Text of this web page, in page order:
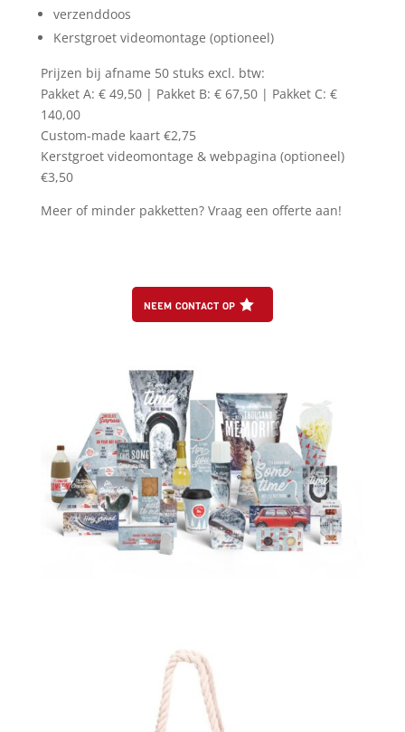
verzenddoos
Kerstgroet videomontage (optioneel)
Prijzen bij afname 50 stuks excl. btw:
Pakket A: € 49,50 | Pakket B: € 67,50 | Pakket C: €
140,00
Custom-made kaart €2,75
Kerstgroet videomontage & webpagina (optioneel)
€3,50
Meer of minder pakketten? Vraag een offerte aan!
neem contact op